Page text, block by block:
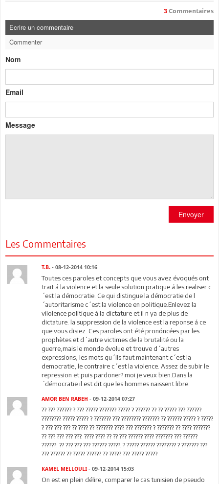
3 Commentaires
Ecrire un commentaire
Commenter
Nom
Email
Message
Envoyer
Les Commentaires
T.B. - 08-12-2014 10:16
Toutes ces paroles et concepts que vous avez évoqués ont
trait á la violence et la seule solution pratique á les realiser c
´est la démocratie. Ce qui distingue la démocratie de l
´autoritarisme c´est la violence en politique.Enlevez la
vilolence politique á la dictature et il n ya de plus de
dictature. la suppression de la violence est la reponse á ce
que vous disiez. Ces paroles ont été pronóncées par les
prophètes et d´autre victimes de la brutalité ou la
guerre,mais le monde évolue et trouve d´autres
expressions, les mots qu´ils faut maintenant c´est la
democratie, le contraire c´est la violence. Assez de subir le
repression et puis pardoner? moi je veux bien.Dans la
´démocratie il est dit que les hommes naissent libre.
AMOR BEN RABEH - 09-12-2014 07:27
?? ??? ?????? ? ??? ????? ??????? ????? ? ?????? ?? ?? ????? ??? ??????
???????? ????? ????? ? ??????? ??? ???????? ??????? ?? ?????? ????? ? ?????
? ??? ??? ??? ?? ???? ?? ??????? ???? ??? ??????? ? ??????? ?? ???? ???????
?? ??? ??? ??? ???. ???? ???? ?? ?? ??? ?????? ???? ??????? ??? ??????
??????: ?? ??? ??? ??? ?????? ?????. ? ????? ?????? ???????? ? ??????? ???
??? ?????? ?? ????? ?????? ?? ????? ??? ????? ?????
KAMEL MELLOULI - 09-12-2014 15:03
On est en plein délire, comparer le cas tunisien de pseudo